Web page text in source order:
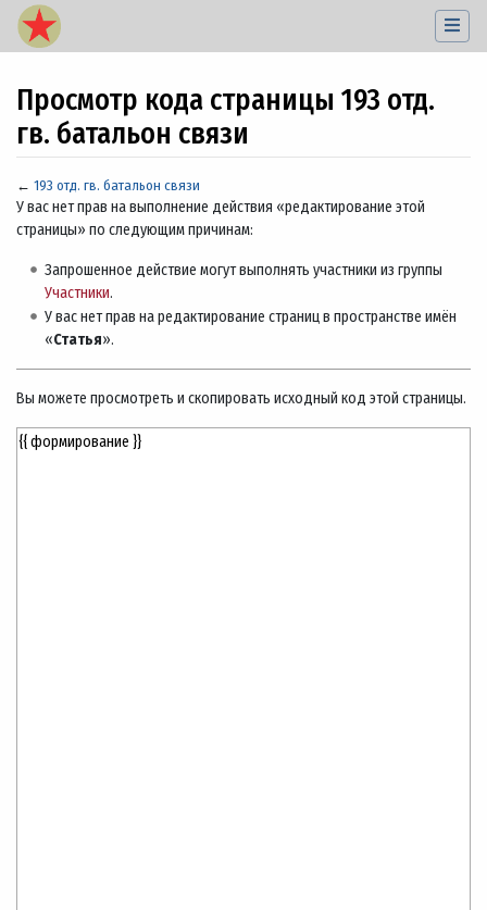
Просмотр кода страницы 193 отд.
гв. батальон связи
← 193 отд. гв. батальон связи
Перейти к:навигация,поиск
У вас нет прав на выполнение действия «редактирование этой
страницы» по следующим причинам:
Запрошенное действие могут выполнять участники из группы
Участники.
У вас нет прав на редактирование страниц в пространстве имён
«Статья».
Вы можете просмотреть и скопировать исходный код этой страницы.